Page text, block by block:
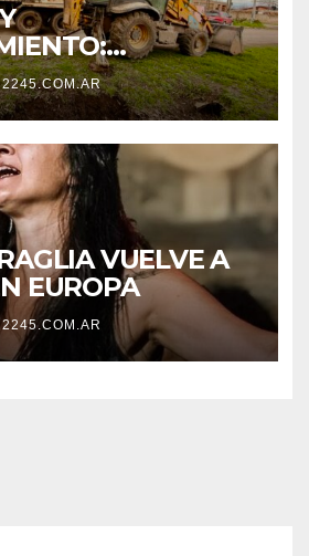
LOS TRABAJOS
EN DISTINTOS
DE LA CIUDAD
2245.COM.AR
VUELVE A
EUROPA
2245.COM.AR